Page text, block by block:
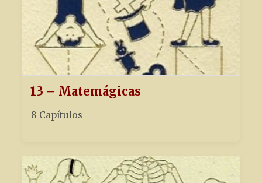
13 – Matemágicas
8 Capítulos